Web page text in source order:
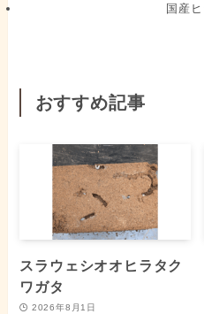
国産
おすすめ記事
スラウェシオオヒラタク
ワガタ
2026年8月1日